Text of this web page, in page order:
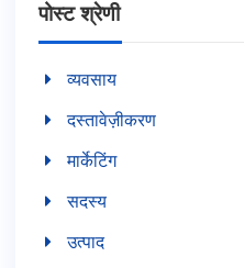
पोस्ट श्रेणी
व्यवसाय
दस्तावेज़ीकरण
मार्केटिंग
सदस्य
उत्पाद